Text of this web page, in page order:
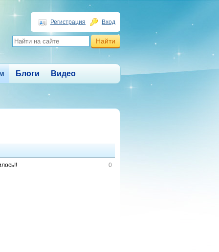
Регистрация Вход
Блоги Видео
0